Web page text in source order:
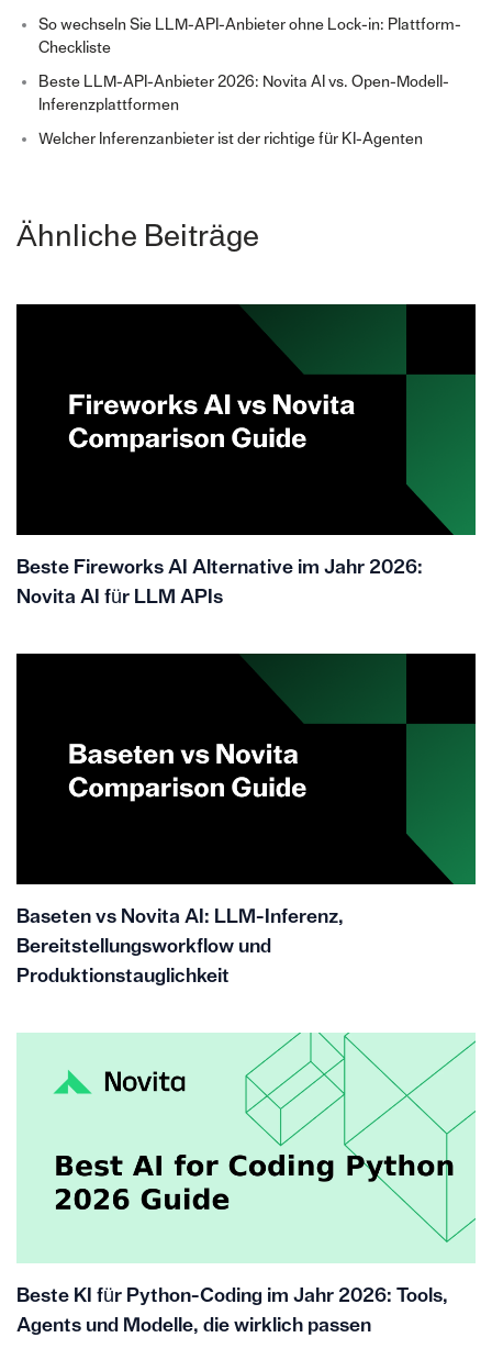
So wechseln Sie LLM-API-Anbieter ohne Lock-in: Plattform-
Checkliste
Beste LLM-API-Anbieter 2026: Novita AI vs. Open-Modell-
Inferenzplattformen
Welcher Inferenzanbieter ist der richtige für KI-Agenten
Ähnliche Beiträge
Beste Fireworks AI Alternative im Jahr 2026:
Novita AI für LLM APIs
Baseten vs Novita AI: LLM-Inferenz,
Bereitstellungsworkflow und
Produktionstauglichkeit
Beste KI für Python-Coding im Jahr 2026: Tools,
Agents und Modelle, die wirklich passen